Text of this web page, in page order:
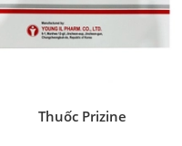
Thuốc Prizine